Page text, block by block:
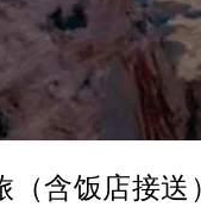
（含饭店接